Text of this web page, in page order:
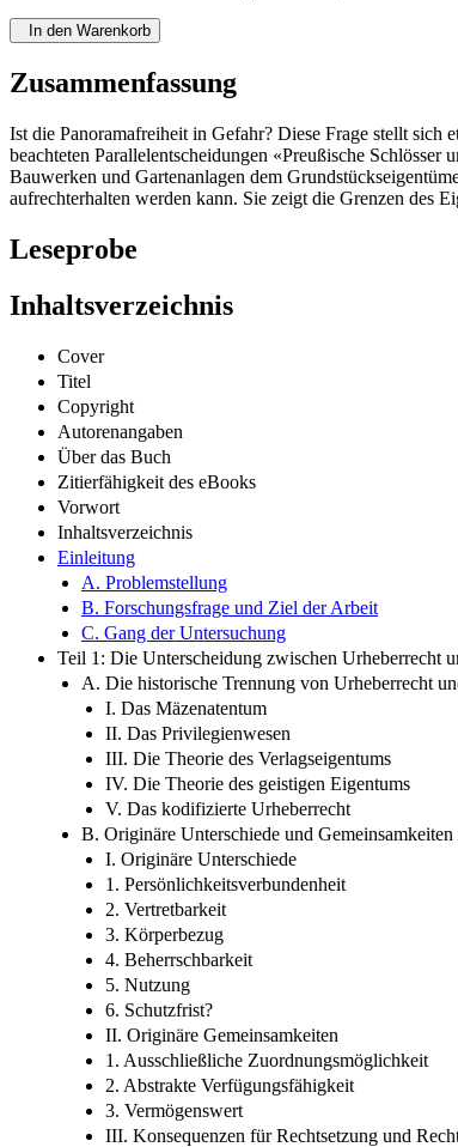
In den Warenkorb
Zusammenfassung
Ist die Panoramafreiheit in Gefahr? Diese Frage stellt
beachteten Parallelentscheidungen «Preußische
Bauwerken und Gartenanlagen dem
aufrechterhalten werden kann. Sie zeigt die Grenzen des
Leseprobe
Inhaltsverzeichnis
Cover
Titel
Copyright
Autorenangaben
Über das Buch
Zitierfähigkeit des eBooks
Vorwort
Inhaltsverzeichnis
Einleitung
A. Problemstellung
B. Forschungsfrage und Ziel der Arbeit
C. Gang der Untersuchung
Teil 1: Die Unterscheidung zwischen Urheberrecht
A. Die historische Trennung von Urheberrecht
I. Das Mäzenatentum
II. Das Privilegienwesen
III. Die Theorie des Verlagseigentums
IV. Die Theorie des geistigen Eigentums
V. Das kodifizierte Urheberrecht
B. Originäre Unterschiede und
I. Originäre Unterschiede
1. Persönlichkeitsverbundenheit
2. Vertretbarkeit
3. Körperbezug
4. Beherrschbarkeit
5. Nutzung
6. Schutzfrist?
II. Originäre Gemeinsamkeiten
1. Ausschließliche Zuordnungsmöglichkeit
2. Abstrakte Verfügungsfähigkeit
3. Vermögenswert
III. Konsequenzen für Rechtsetzung und